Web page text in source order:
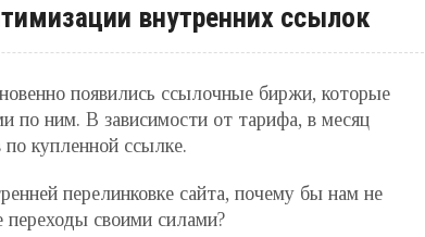
внутренних ссылок
появились ссылочные биржи, которые
по ним. В зависимости от тарифа, в месяц
купленной ссылке.
перелинковке сайта, почему бы нам не
переходы своими силами?